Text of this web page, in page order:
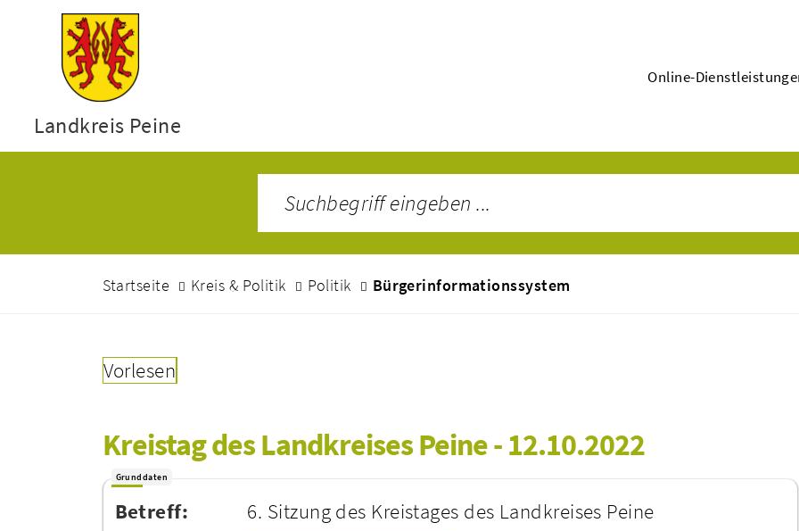
Landkreis Peine
Online-
Startseite Kreis & Politik Politik Bürgerinformationssystem
Vorlesen
Kreistag des Landkreises Peine - 12.10.2022
Grunddaten
Betreff:
6. Sitzung des Kreistages des Landkreises Peine